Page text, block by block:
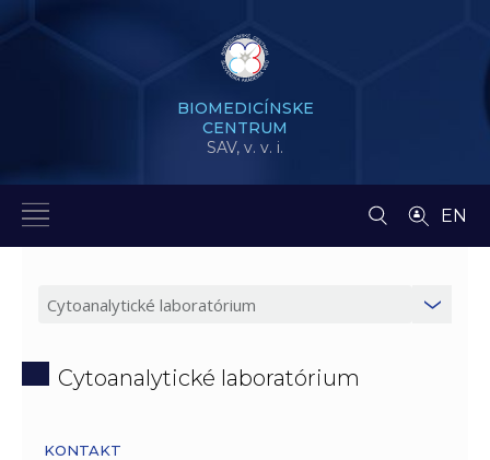
BIOMEDICÍNSKE
CENTRUM
SAV, v. v. i.
EN
Cytoanalytické laboratórium
KONTAKT